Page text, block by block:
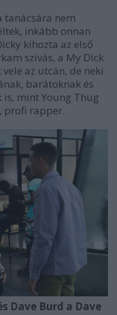
tanácsára nem
inkább onnan
kihozta az első
szívás, a My Dick
az utcán, de neki
barátoknak és
is, mintYoung Thug
profi rapper.
Dave Burd a Dave